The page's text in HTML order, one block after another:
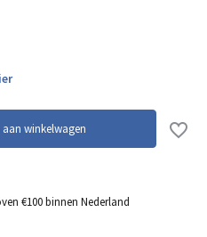
winkelwagen
€100 binnen Nederland